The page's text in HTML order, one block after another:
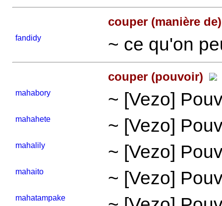
couper (manière de)
fandidy ~ ce qu'on
couper (pouvoir)
mahabory ~ [Vezo]
mahahete ~ [Vezo]
mahalily ~ [Vezo]
mahaito ~ [Vezo]
mahatampake